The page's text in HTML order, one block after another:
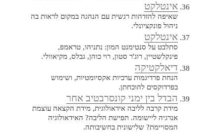
אינטלקט
שאיפה להזדהות רגשית עם הנהגה במקום לראות בה
ניהול פונקציונלי.
אינטלקט
סתלבט על סנטימנט המון: נתניהו, טראמפ,
פינקלשטיין, רוג'ר סטון, רוי כוהן, גבלס, מקיאוולי.
דיאלקטיקה
הנחת פרדיגמות ערכיות אקסיומטיות, ושימוש
בפרדוקסים להוכחתן.
הבדל בין ימני קונסרבטיב אחר
מידת קרבה לליבה אידאולוגית, מידת הקצאה עוצמת
אנרגיה ליישומה. תפישת הליבה? האידאולוגיה
המסויימת? שלישונית בחשיבותה.